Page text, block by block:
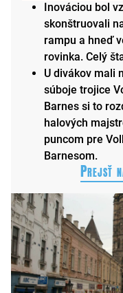
Inováciou bol
skonštruovali
rampu a hneď
rovinka. Celý
U divákov mali
súboje trojice
Barnes si to
halových
puncom pre
Barnesom.
Prejsť